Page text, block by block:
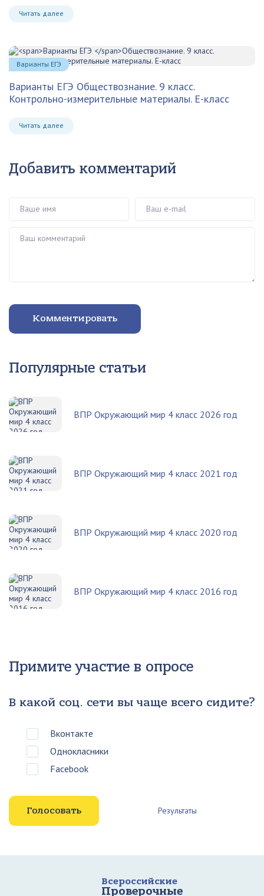
Читать далее
Варианты ЕГЭ Обществознание. 9 класс.
Контрольно-измерительные материалы. Е-класс
Читать далее
Варианты ЕГЭ
Добавить комментарий
Комментировать
Популярные статьи
ВПР Окружающий мир 4 класс 2026 год
ВПР Окружающий мир 4 класс 2021 год
ВПР Окружающий мир 4 класс 2020 год
ВПР Окружающий мир 4 класс 2016 год
Примите участие в опросе
В какой соц. сети вы чаще всего сидите?
Вконтакте
Однокласники
Facebook
Результаты
Всероссийские
Проверочные